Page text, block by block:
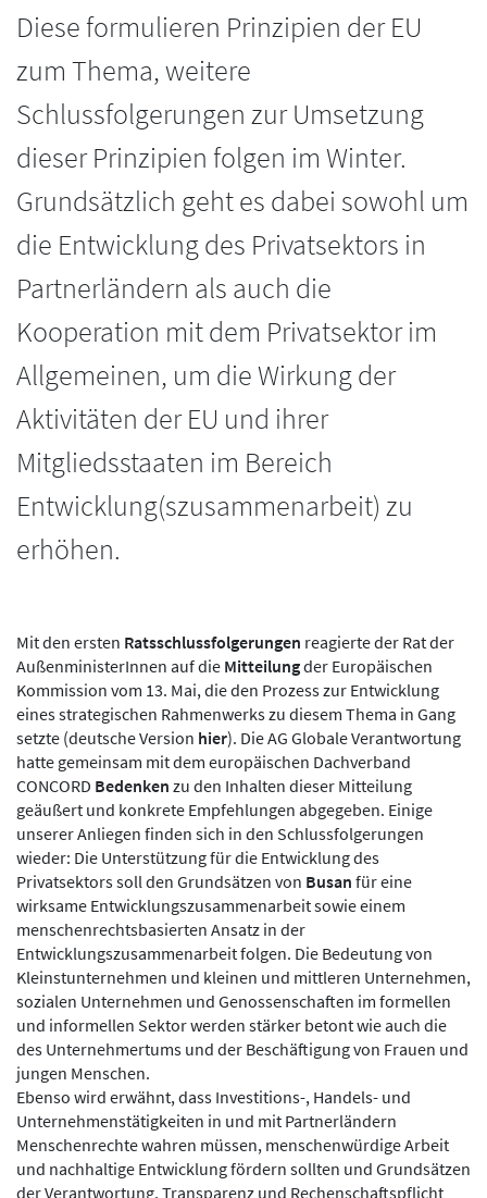
Diese formulieren Prinzipien der EU
zum Thema, weitere
Schlussfolgerungen zur Umsetzung
dieser Prinzipien folgen im Winter.
Grundsätzlich geht es dabei sowohl um
die Entwicklung des Privatsektors in
Partnerländern als auch die
Kooperation mit dem Privatsektor im
Allgemeinen, um die Wirkung der
Aktivitäten der EU und ihrer
Mitgliedsstaaten im Bereich
Entwicklung(szusammenarbeit) zu
erhöhen.
Mit den ersten Ratsschlussfolgerungen reagierte der Rat der
AußenministerInnen auf die Mitteilungder Europäischen
Kommission vom 13. Mai, die den Prozess zur Entwicklung
eines strategischen Rahmenwerks zu diesem Thema in Gang
setzte (deutsche Version hier). Die AG Globale Verantwortung
hatte gemeinsam mit dem europäischen Dachverband
CONCORD Bedenken zu den Inhalten dieser Mitteilung
geäußert und konkrete Empfehlungen abgegeben. Einige
unserer Anliegen finden sich in den Schlussfolgerungen
wieder: Die Unterstützung für die Entwicklung des
Privatsektors soll den Grundsätzen von Busan für eine
wirksame Entwicklungszusammenarbeit sowie einem
menschenrechtsbasierten Ansatz in der
Entwicklungszusammenarbeit folgen. Die Bedeutung von
Kleinstunternehmen und kleinen und mittleren Unternehmen,
sozialen Unternehmen und Genossenschaften im formellen
und informellen Sektor werden stärker betont wie auch die
des Unternehmertums und der Beschäftigung von Frauen und
jungen Menschen.
Ebenso wird erwähnt, dass Investitions-, Handels- und
Unternehmenstätigkeiten in und mit Partnerländern
Menschenrechte wahren müssen, menschenwürdige Arbeit
und nachhaltige Entwicklung fördern sollten und Grundsätzen
der Verantwortung, Transparenz und Rechenschaftspflicht